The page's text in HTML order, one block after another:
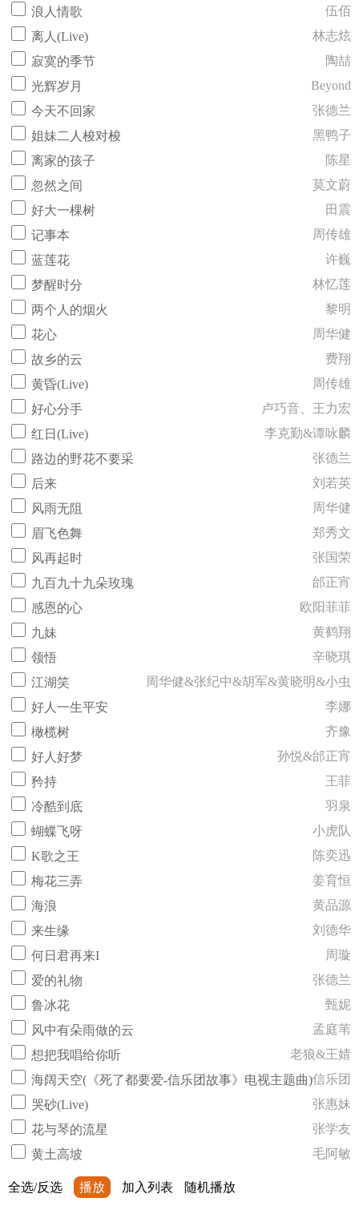
浪人情歌
伍佰
离人(Live)
林志炫
寂寞的季节
陶喆
光辉岁月
Beyond
今天不回家
张德兰
姐妹二人梭对梭
黑鸭子
离家的孩子
陈星
忽然之间
莫文蔚
好大一棵树
田震
记事本
周传雄
蓝莲花
许巍
梦醒时分
林忆莲
两个人的烟火
黎明
花心
周华健
故乡的云
费翔
黄昏(Live)
周传雄
好心分手
卢巧音、王力宏
红日(Live)
李克勤&谭咏麟
路边的野花不要采
张德兰
后来
刘若英
风雨无阻
周华健
眉飞色舞
郑秀文
风再起时
张国荣
九百九十九朵玫瑰
邰正宵
感恩的心
欧阳菲菲
九妹
黄鹤翔
领悟
辛晓琪
江湖笑
周华健&张纪中&胡军&黄晓明&小虫
好人一生平安
李娜
橄榄树
齐豫
好人好梦
孙悦&邰正宵
矜持
王菲
冷酷到底
羽泉
蝴蝶飞呀
小虎队
K歌之王
陈奕迅
梅花三弄
姜育恒
海浪
黄品源
来生缘
刘德华
何日君再来I
周璇
爱的礼物
张德兰
鲁冰花
甄妮
风中有朵雨做的云
孟庭苇
想把我唱给你听
老狼&王婧
海阔天空(《死了都要爱-信乐团故事》电视主题曲)信乐团
哭砂(Live)
张惠妹
花与琴的流星
张学友
黄土高坡
毛阿敏
全选/反选 播放 加入列表 随机播放